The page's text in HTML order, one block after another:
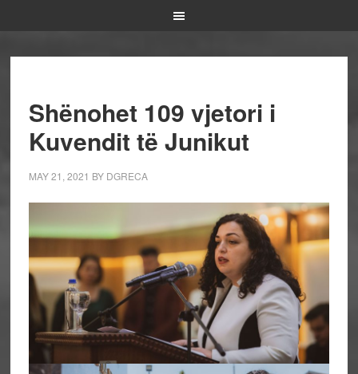
Shënohet 109 vjetori i
Kuvendit të Junikut
MAY 21, 2021 BY DGRECA